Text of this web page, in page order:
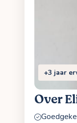
+3 jaar
Over